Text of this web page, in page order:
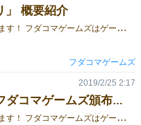
」 概要紹介
お
世話になっております！ フダコマゲームズはゲームマーケット2019大阪に出展します。 今回は新作「シ祖狩リ」についてのご案内です。 「シ祖狩リ」については、既にこちらにてゲーム紹介記事を投稿させていただいておりますが、 当日の試遊にむけて概要説明資料を準備したので、 折角ですし、これで改めて紹介させていただければと考えた次第です。 概要をご覧のうえ気になられた方は、是非Q-04フダコマゲームズのブースにお越しください！
フダコマゲームズ
3/10(日)Q-04 フダコマゲームズ頒布＆予約ご案内
お
世話になっております！ フダコマゲームズはゲームマーケット2019大阪に出展します！ まずは軽く頒布品のご紹介＆予約受付開始のご案内を。 新作「シ祖狩リ ～始祖と狩人～」 価格： 1800円(ゲムマ特別価格) 今度のフダコマは正体隠匿系ショートゲーム！ 人狼系と同じく２陣営に分かれる対戦ゲームですが、「会話禁止」と「陣営逆転」が大きな特徴です！ ≪狩人≫は各プレイヤーのアクションから敵と味方を推理し、≪始祖≫は正体がばれないよう≪狩人≫を吸血し味方に引き込んでいきます！ 会話禁止なので、話術が苦手な方でも気兼ねなく正体隠匿系のスリリングを楽しめますよ！ もうちょっと詳しい説明は次回の投稿で行いますが、今すぐ知りたい方はルールブックをご確認いただけると幸いです。 「シ祖狩リ」ルールブック 準新作「クーペレイション（第二版）」 価格： 1800円(ゲムマ特別価格) ゲムマ2018秋で好評いただいた「クーペレイション」！ 何度も挑戦し甲斐のあるプレイ時間短め難易度高めの協力ゲームです！ 今回は増版に伴い、アートワークを一新いたしました！！ ルールブックも初回用ヴァリアントを織り込んだ内容に刷新しております。 「クーペレイション（第二版）」ルールブック 旧作「くだサル」 価格： 1500円(ゲムマ特別価格) ホビージャパン第１回ゲーム公募にて製品化に選出されました！！ こちらは在庫限りで再版ございません。売切れたらごめんなさい！ これらの頒布品のご予約をこちらにて承っております。 ゲムマ2019大阪頒布品 予約フォーム （通販フォームとお間違えの無いよう、ご注意ください） 3/8金まで、もしくは規定個数に達し次第、受付終了となりますので、気になる方はお早めに！ そんなわけで、また次回の投稿をお楽しみに！
2019/2/25 2:17